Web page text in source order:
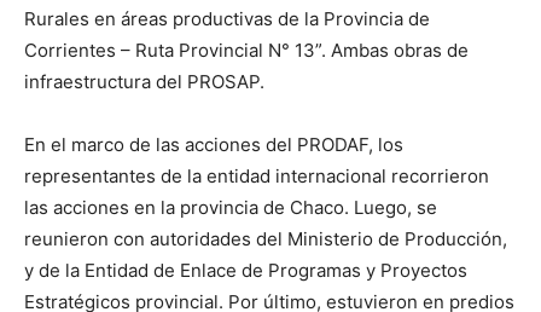
Rurales en áreas productivas de la Provincia de
Corrientes – Ruta Provincial N° 13”. Ambas obras de
infraestructura del PROSAP.
En el marco de las acciones del PRODAF, los
representantes de la entidad internacional recorrieron
las acciones en la provincia de Chaco. Luego, se
reunieron con autoridades del Ministerio de Producción,
y de la Entidad de Enlace de Programas y Proyectos
Estratégicos provincial. Por último, estuvieron en predios